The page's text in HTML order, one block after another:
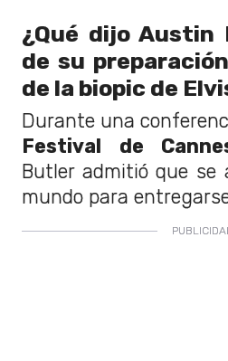
¿Qué dijo Austin
de su
de la biopic de
Durante una
Festival de
Butler admitió que se
mundo para